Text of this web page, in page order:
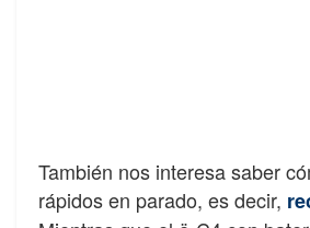
También nos interesa saber
rápidos en parado, es decir,